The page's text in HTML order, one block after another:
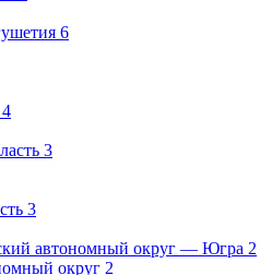
6
4
3
3
автономный округ — Югра 2
округ 2